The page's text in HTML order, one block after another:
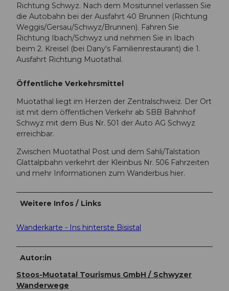
Richtung Schwyz. Nach dem Mositunnel verlassen Sie
die Autobahn bei der Ausfahrt 40 Brunnen (Richtung
Weggis/Gersau/Schwyz/Brunnen). Fahren Sie
Richtung Ibach/Schwyz und nehmen Sie in Ibach
beim 2. Kreisel (bei Dany's Familienrestaurant) die 1.
Ausfahrt Richtung Muotathal.
Öffentliche Verkehrsmittel
Muotathal liegt im Herzen der Zentralschweiz. Der Ort
ist mit dem öffentlichen Verkehr ab SBB Bahnhof
Schwyz mit dem Bus Nr. 501 der Auto AG Schwyz
erreichbar.
Zwischen Muotathal Post und dem Sahli/Talstation
Glattalpbahn verkehrt der Kleinbus Nr. 506 Fahrzeiten
und mehr Informationen zum Wanderbus hier.
Weitere Infos / Links
Wanderkarte - Ins hinterste Bisistal
Autor:in
Stoos-Muotatal Tourismus GmbH / Schwyzer
Wanderwege